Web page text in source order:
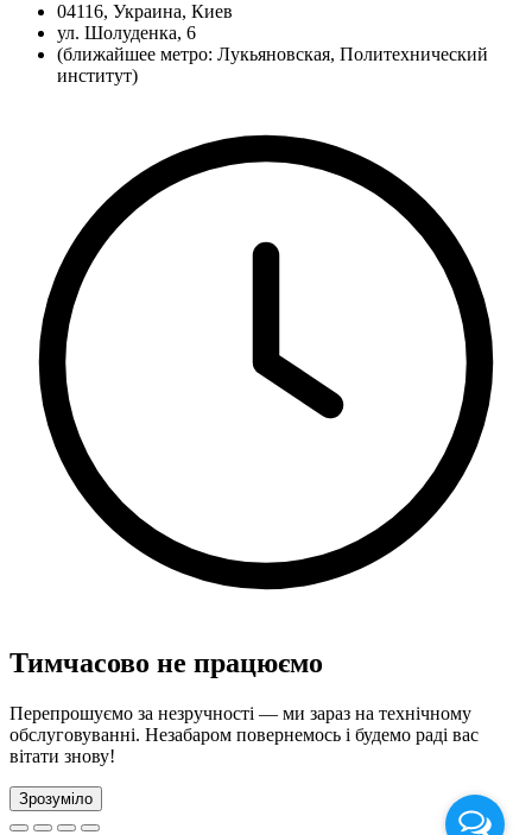
04116, Украина, Киев
ул. Шолуденка, 6
(ближайшее метро: Лукьяновская, Политехнический
институт)
Тимчасово не працюємо
Перепрошуємо за незручності — ми зараз на технічному
обслуговуванні. Незабаром повернемось і будемо раді вас
вітати знову!
Зрозуміло